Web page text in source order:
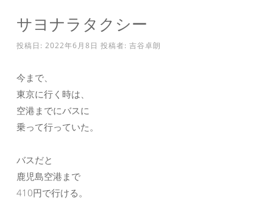
サヨナラタクシー
投稿日: 2022年6月8日 投稿者: 吉谷卓朗
今まで、
東京に行く時は、
空港までにバスに
乗って行っていた。
バスだと
鹿児島空港まで
410円で行ける。